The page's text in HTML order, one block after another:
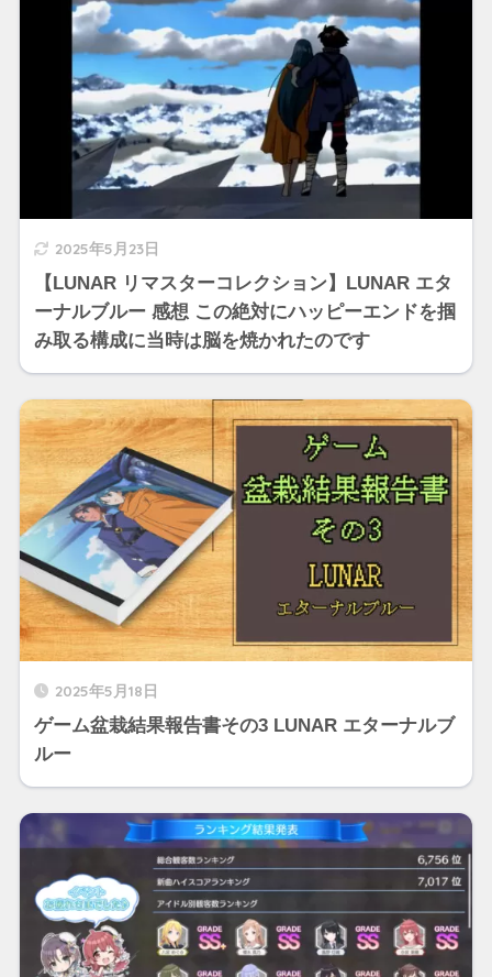
2025年5月23日
【LUNAR リマスターコレクション】LUNAR エタ
ーナルブルー 感想 この絶対にハッピーエンドを掴
み取る構成に当時は脳を焼かれたのです
2025年5月18日
ゲーム盆栽結果報告書その3 LUNAR エターナルブ
ルー